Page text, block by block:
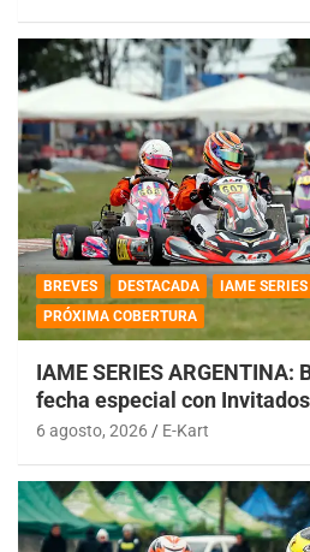
BREVES DESTACADA
IAME
PRÓXIMA COBERTURA
IAME SERIES
fecha especial con Invitados
6 agosto, 2026 E-Kart